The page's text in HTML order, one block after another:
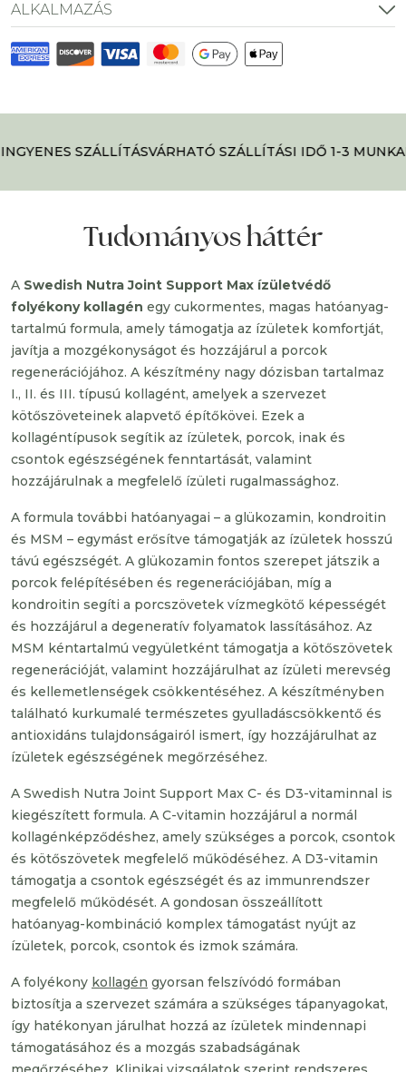
ALKALMAZÁS
SZÁLLÍTÁSVÁRHATÓ SZÁLLÍTÁSI IDŐ 1-3
Tudományos háttér
A Swedish Nutra Joint Support Max ízületvédő
folyékony kollagén egy cukormentes, magas hatóanyag-
tartalmú formula, amely támogatja az ízületek komfortját,
javítja a mozgékonyságot és hozzájárul a porcok
regenerációjához. A készítmény nagy dózisban tartalmaz
I., II. és III. típusú kollagént, amelyek a szervezet
kötőszöveteinek alapvető építőkövei. Ezek a
kollagéntípusok segítik az ízületek, porcok, inak és
csontok egészségének fenntartását, valamint
hozzájárulnak a megfelelő ízületi rugalmassághoz.
A formula további hatóanyagai – a glükozamin, kondroitin
és MSM – egymást erősítve támogatják az ízületek hosszú
távú egészségét. A glükozamin fontos szerepet játszik a
porcok felépítésében és regenerációjában, míg a
kondroitin segíti a porcszövetek vízmegkötő képességét
és hozzájárul a degeneratív folyamatok lassításához. Az
MSM kéntartalmú vegyületként támogatja a kötőszövetek
regenerációját, valamint hozzájárulhat az ízületi merevség
és kellemetlenségek csökkentéséhez. A készítményben
található kurkumalé természetes gyulladáscsökkentő és
antioxidáns tulajdonságairól ismert, így hozzájárulhat az
ízületek egészségének megőrzéséhez.
A Swedish Nutra Joint Support Max C- és D3-vitaminnal is
kiegészített formula. A C-vitamin hozzájárul a normál
kollagénképződéshez, amely szükséges a porcok, csontok
és kötőszövetek megfelelő működéséhez. A D3-vitamin
támogatja a csontok egészségét és az immunrendszer
megfelelő működését. A gondosan összeállított
hatóanyag-kombináció komplex támogatást nyújt az
ízületek, porcok, csontok és izmok számára.
A folyékony kollagén gyorsan felszívódó formában
biztosítja a szervezet számára a szükséges tápanyagokat,
így hatékonyan járulhat hozzá az ízületek mindennapi
támogatásához és a mozgás szabadságának